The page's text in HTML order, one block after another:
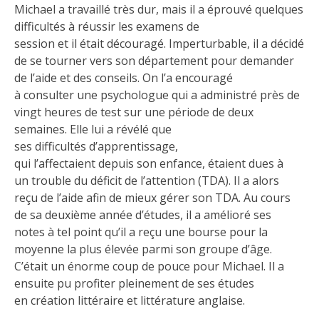
Michael a travaillé très dur, mais il a éprouvé quelques
difficultés à réussir les examens de
session et il était découragé. Imperturbable, il a décidé
de se tourner vers son département pour demander
de l’aide et des conseils. On l’a encouragé
à consulter une psychologue qui a administré près de
vingt heures de test sur une période de deux
semaines. Elle lui a révélé que
ses difficultés d’apprentissage,
qui l’affectaient depuis son enfance, étaient dues à
un trouble du déficit de l’attention (TDA). Il a alors
reçu de l’aide afin de mieux gérer son TDA. Au cours
de sa deuxième année d’études, il a amélioré ses
notes à tel point qu’il a reçu une bourse pour la
moyenne la plus élevée parmi son groupe d’âge.
C’était un énorme coup de pouce pour Michael. Il a
ensuite pu profiter pleinement de ses études
en création littéraire et littérature anglaise.